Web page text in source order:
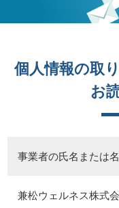
個人情報の取
お
事業者の氏名または
兼松ウェルネス株式